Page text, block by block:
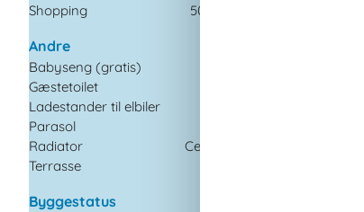
Shopping
500 m
Andre
Babyseng (gratis)
Gæstetoilet
Ladestander til elbiler
Parasol
Radiator
Central
Terrasse
Byggestatus